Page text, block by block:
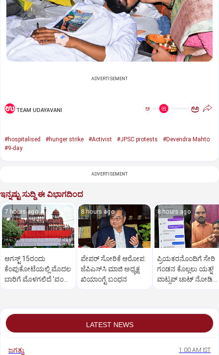
ADVERTISEMENT
TEAM UDAYAVANI ಅ ಅ
#hospitalised #hunger strike #Activist #JPSC protests
#Devendra Mahto
#9-day
ADVERTISEMENT
ಇನ್ನಷ್ಟು ಸುದ್ದಿ ಈ ವಿಭಾಗದಿಂದ
7 hours ago
ಆಗಸ್ಟ್ 15ರಂದು
ಕೆಂಪುಕೋಟೆಯಲ್ಲಿ ಮೊದಲ
ಬಾರಿಗೆ ಮೊಳಗಲಿದೆ 'ವಂದೇ
8 hours ago
ಪೇಪರ್‌ ಸೋರಿಕೆ ಆರೋಪ:
ಜೆಪಿಎಸ್‌ಸಿ ಮಾಜಿ ಅಧ್ಯಕ್ಷ
ಖಿಯಾಂಗ್ಟೆ ಬಂಧನ
8 hours ago
ಪ್ರಿಯಕರನೊಂದಿಗೆ ಸೇರಿ
ಗಂಡನ ಕೊಲ್ಲಲು ಯತ್ನ!
ವಾಟ್ಸಪ್‌ ಚಾಟ್‌ ನೋಡಿ
LATEST NEWS
ಜಗತ್ತು 1:00 AM IST